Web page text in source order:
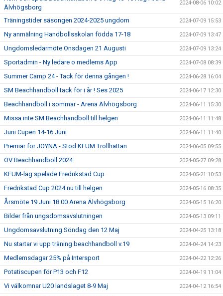
Älvhögsborg
2024-08-06 10:02
Träningstider säsongen 2024-2025 ungdom 2024-07-09 15:53
Ny anmälning Handbollsskolan födda 17-18 2024-07-09 13:47
Ungdomsledarmöte Onsdagen 21 Augusti 2024-07-09 13:24
Sportadmin - Ny ledare o medlems App 2024-07-08 08:39
Summer Camp 24 - Tack för denna gången ! 2024-06-28 16:04
SM Beachhandboll tack för i år ! Ses 2025 2024-06-17 12:30
Beachhandboll i sommar - Arena Älvhögsborg 2024-06-11 15:30
Missa inte SM Beachhandboll till helgen 2024-06-11 11:48
Juni Cupen 14-16 Juni 2024-06-11 11:40
Premiär för JOYNA - Stöd KFUM Trollhättan 2024-06-05 09:55
OV Beachhandboll 2024 2024-05-27 09:28
KFUM-lag spelade Fredrikstad Cup 2024-05-21 10:53
Fredrikstad Cup 2024 nu till helgen 2024-05-16 08:35
Årsmöte 19 Juni 18.00 Arena Älvhögsborg 2024-05-15 16:20
Bilder från ungsdomsavslutningen 2024-05-13 09:11
Ungdomsavslutning Söndag den 12 Maj 2024-04-25 13:18
Nu startar vi upp träning beachhandboll v.19 2024-04-24 14:23
Medlemsdagar 25% på Intersport 2024-04-22 12:26
Potatiscupen för P13 och F12 2024-04-19 11:04
Vi välkomnar U20 landslaget 8-9 Maj 2024-04-12 16:54